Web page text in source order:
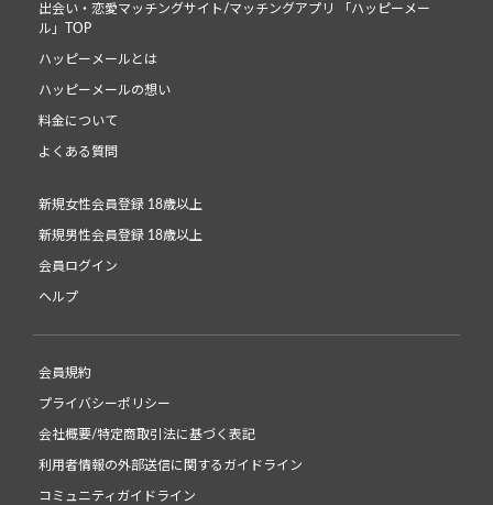
出会い・恋愛マッチングサイト/マッチングアプリ 「ハッピーメー
ル」TOP
ハッピーメールとは
ハッピーメールの想い
料金について
よくある質問
新規女性会員登録 18歳以上
新規男性会員登録 18歳以上
会員ログイン
ヘルプ
会員規約
プライバシーポリシー
会社概要/特定商取引法に基づく表記
利用者情報の外部送信に関するガイドライン
コミュニティガイドライン